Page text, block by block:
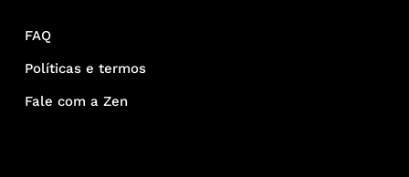
FAQ
Políticas e termos
Fale com a Zen